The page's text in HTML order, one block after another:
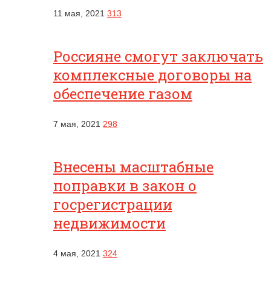
11 мая, 2021 313
Россияне смогут заключать
комплексные договоры на
обеспечение газом
7 мая, 2021 298
Внесены масштабные
поправки в закон о
госрегистрации
недвижимости
4 мая, 2021 324